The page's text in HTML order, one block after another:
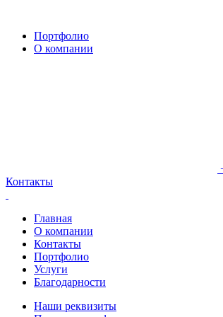
Портфолио
О компании
Контакты
Главная
О компании
Контакты
Портфолио
Услуги
Благодарности
Наши реквизиты